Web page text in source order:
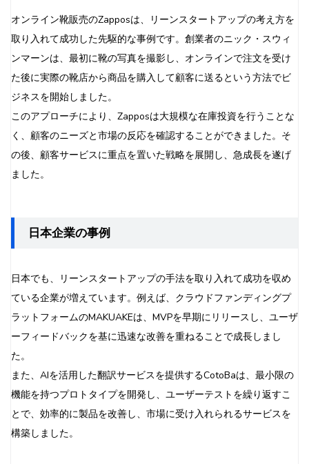
オンライン靴販売のZapposは、リーンスタートアップの考え方を
取り入れて成功した先駆的な事例です。創業者のニック・スウィ
ンマーンは、最初に靴の写真を撮影し、オンラインで注文を受け
た後に実際の靴店から商品を購入して顧客に送るという方法でビ
ジネスを開始しました。
このアプローチにより、Zapposは大規模な在庫投資を行うことな
く、顧客のニーズと市場の反応を確認することができました。そ
の後、顧客サービスに重点を置いた戦略を展開し、急成長を遂げ
ました。
日本企業の事例
日本でも、リーンスタートアップの手法を取り入れて成功を収め
ている企業が増えています。例えば、クラウドファンディングプ
ラットフォームのMAKUAKEは、MVPを早期にリリースし、ユーザ
ーフィードバックを基に迅速な改善を重ねることで成長しまし
た。
また、AIを活用した翻訳サービスを提供するCotoBaは、最小限の
機能を持つプロトタイプを開発し、ユーザーテストを繰り返すこ
とで、効率的に製品を改善し、市場に受け入れられるサービスを
構築しました。